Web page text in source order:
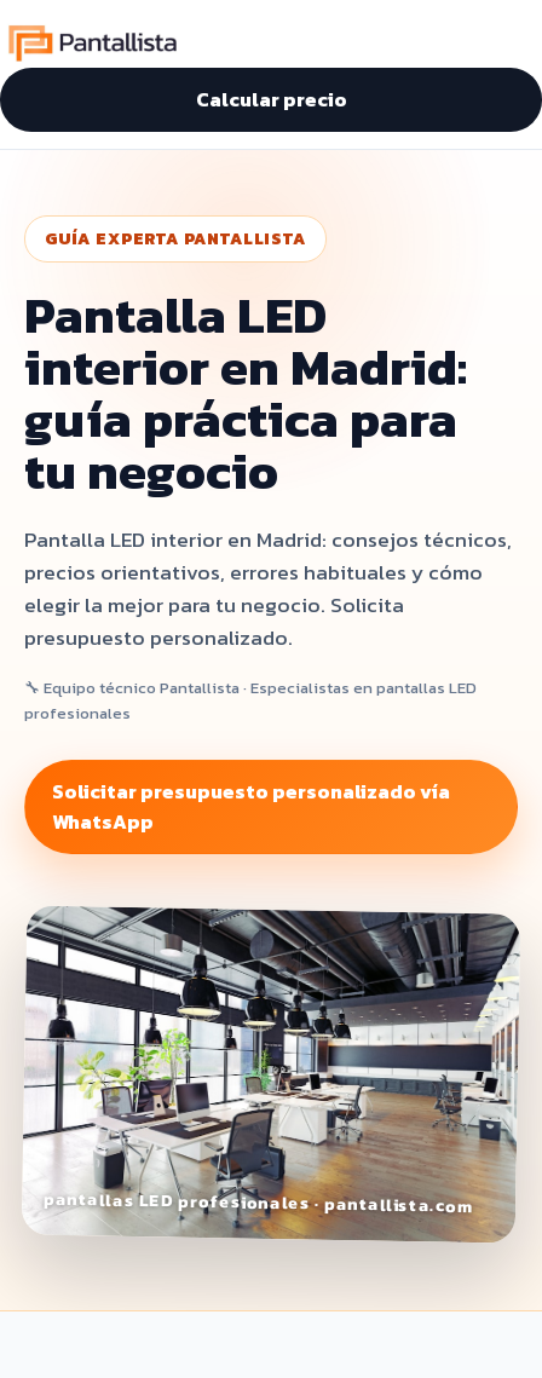
Calcular precio
GUÍA EXPERTA PANTALLISTA
Pantalla LED
interior en Madrid:
guía práctica para
tu negocio
Pantalla LED interior en Madrid: consejos técnicos,
precios orientativos, errores habituales y cómo
elegir la mejor para tu negocio. Solicita
presupuesto personalizado.
🔧 Equipo técnico Pantallista · Especialistas en pantallas LED
profesionales
Solicitar presupuesto personalizado vía
WhatsApp
pantallas LED profesionales · pantallista.com